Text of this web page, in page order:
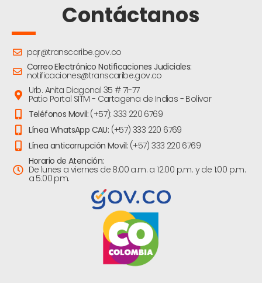
Contáctanos
pqr@transcaribe.gov.co
Correo Electrónico Notificaciones Judiciales:
notificaciones@transcaribe.gov.co
Urb. Anita Diagonal 35 # 71-77
Patio Portal SITM - Cartagena de Indias - Bolivar
Teléfonos Movil: (+57): 333 220 6769
Línea WhatsApp CAU: (+57) 333 220 6769
Línea anticorrupción Movil: (+57) 333 220 6769
Horario de Atención:
De lunes a viernes de 8:00 a.m. a 12:00 p.m. y de 1:00 p.m.
a 5:00 pm.